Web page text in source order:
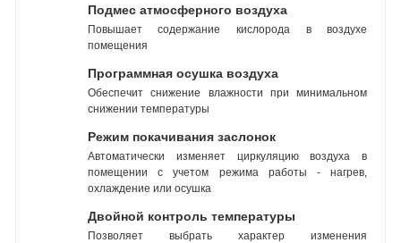
Подмес атмосферного воздуха
Повышает содержание кислорода в воздухе
помещения
Программная осушка воздуха
Обеспечит снижение влажности при минимальном
снижении температуры
Режим покачивания заслонок
Автоматически изменяет циркуляцию воздуха в
помещении с учетом режима работы - нагрев,
охлаждение или осушка
Двойной контроль температуры
Позволяет выбрать характер изменения